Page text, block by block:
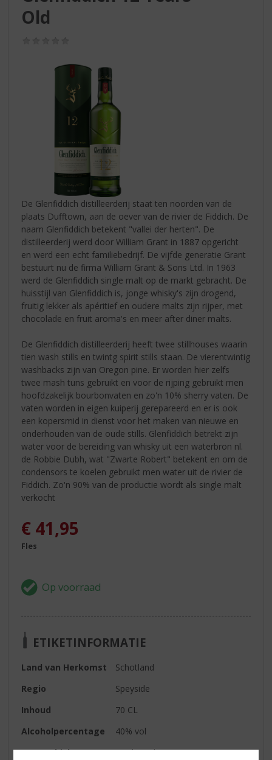
Old
De Glenfiddich distilleerderij staat ten noorden van de
plaats Dufftown, aan de oever van de rivier de Fiddich. De
naam Glenfiddich betekent "vallei der herten". De
distilleerderij werd door William Grant in 1887 opgericht
en werd een echt familiebedrijf. De vijfde generatie Grant
bestuurt nu de firma William Grant & Sons Ltd. In 1963
werd de Glenfiddich single malt op de markt gebracht. De
huisstijl van Glenfiddich is, jonge whisky's zijn drogend,
fruitig lekker als apéritief en oudere malts zijn rijper, met
chocolade en fruit aroma's en meer after diner malts.
De Glenfiddich distilleerderij heeft twee stillhouses waarin
tien wash stills en twintg spirit stills staan. De vierentwintig
washbacks zijn van Oregon pine. Er worden hier zelfs
twee mash tuns gebruikt en voor de rijping gebruikt men
hoofdzakelijk bourbonvaten en zo'n 10% sherry vaten. De
vaten worden in eigen kuiperij gerepareerd en er is ook
een kopersmid in dienst voor het maken van nieuwe en
onderhouden van de oude stills. Glenfiddich betrekt zijn
water voor de bereiding van whisky uit een waterbron nl.
de Robbie Dubh, wat "Zwarte Robert" betekent en om de
condensors te koelen gebruikt men water uit de rivier de
Fiddich. Zo'n 90% van de productie wordt als single malt
verkocht
€ 41,95
Fles
ETIKETINFORMATIE
Land van Herkomst
Schotland
Regio
Speyside
Inhoud
70 CL
Alcoholpercentage
40% vol
Soort whisky
Single Malt